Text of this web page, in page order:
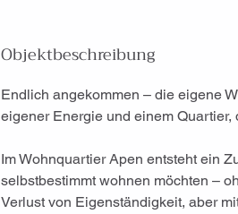
Objektbeschreibung
Endlich angekommen – die eigene
eigener Energie und einem Quartier,
Im Wohnquartier Apen entsteht ein
selbstbestimmt wohnen möchten –
Verlust von Eigenständigkeit, aber